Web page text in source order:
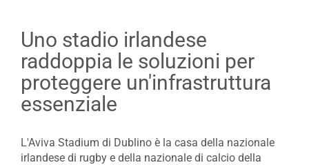
Uno stadio irlandese
raddoppia le soluzioni per
proteggere un'infrastruttura
essenziale
L'Aviva Stadium di Dublino è la casa della nazionale
irlandese di rugby e della nazionale di calcio della